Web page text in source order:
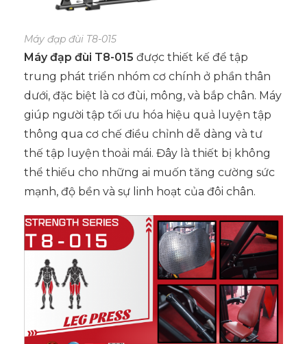
Máy đạp đùi T8-015
Máy đạp đùi T8-015 được thiết kế để tập
trung phát triển nhóm cơ chính ở phần thân
dưới, đặc biệt là cơ đùi, mông, và bắp chân. Máy
giúp người tập tối ưu hóa hiệu quả luyện tập
thông qua cơ chế điều chỉnh dễ dàng và tư
thế tập luyện thoải mái. Đây là thiết bị không
thể thiếu cho những ai muốn tăng cường sức
mạnh, độ bền và sự linh hoạt của đôi chân.